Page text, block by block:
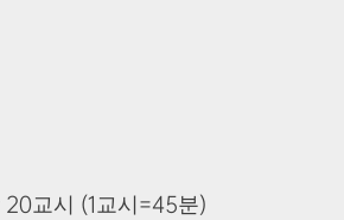
교시 (1교시=45분)